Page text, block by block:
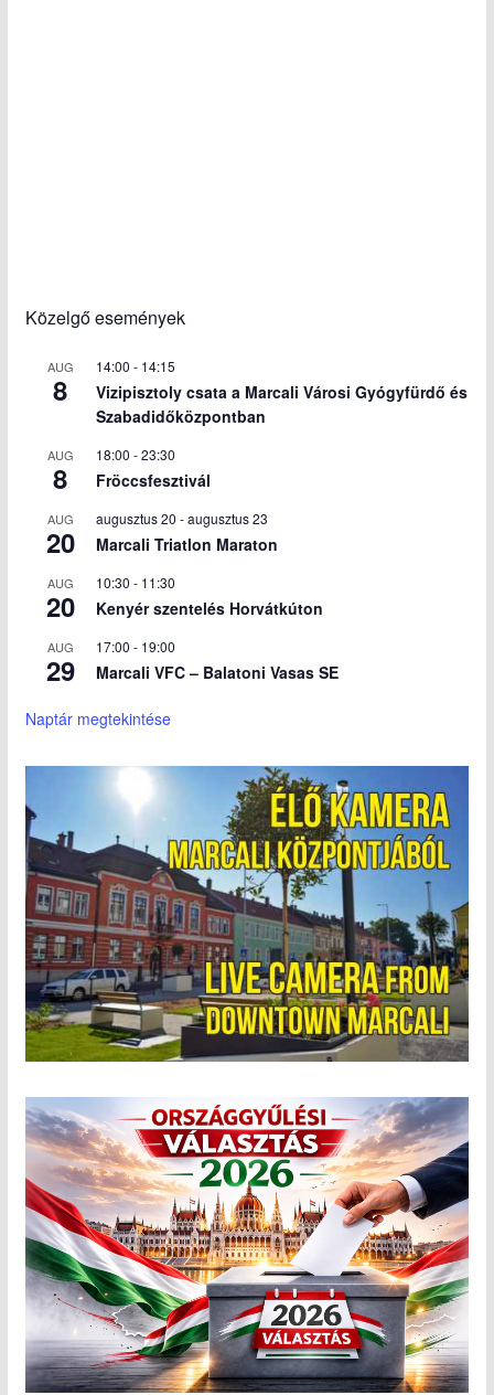
Közelgő események
AUG
8
14:00 - 14:15
Vizipisztoly csata a Marcali Városi Gyógyfürdő és
Szabadidőközpontban
AUG
8
18:00 -23:30
Fröccsfesztivál
AUG
20
augusztus 20 -augusztus 23
Marcali Triatlon Maraton
AUG
20
10:30 - 11:30
Kenyér szentelés Horvátkúton
AUG
29
17:00 - 19:00
Marcali VFC – Balatoni Vasas SE
Naptár megtekintése